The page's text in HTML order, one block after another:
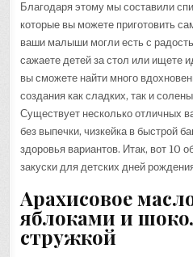
Благодаря этому мы составили
которые вы можете приготовить
ваши малыши могли есть с
сажаете детей за стол или ищете
вы сможете найти много
создания как сладких, так и
Существует несколько отличных
без выпечки, чизкейка в быстрой
здоровья вариантов. Итак, вот 10
закуски для детских дней
Арахисовое
яблоками и
стружкой